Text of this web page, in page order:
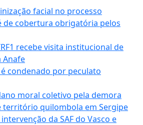
facial no processo
de cobertura obrigatória pelos
recebe visita institucional de
Anafe
condenado por peculato
moral coletivo pela demora
território quilombola em Sergipe
da SAF do Vasco e